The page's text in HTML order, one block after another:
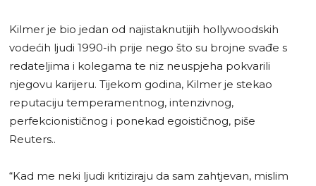
Kilmer je bio jedan od najistaknutijih hollywoodskih
vodećih ljudi 1990-ih prije nego što su brojne svađe s
redateljima i kolegama te niz neuspjeha pokvarili
njegovu karijeru. Tijekom godina, Kilmer je stekao
reputaciju temperamentnog, intenzivnog,
perfekcionističnog i ponekad egoističnog, piše
Reuters..
“Kad me neki ljudi kritiziraju da sam zahtjevan, mislim